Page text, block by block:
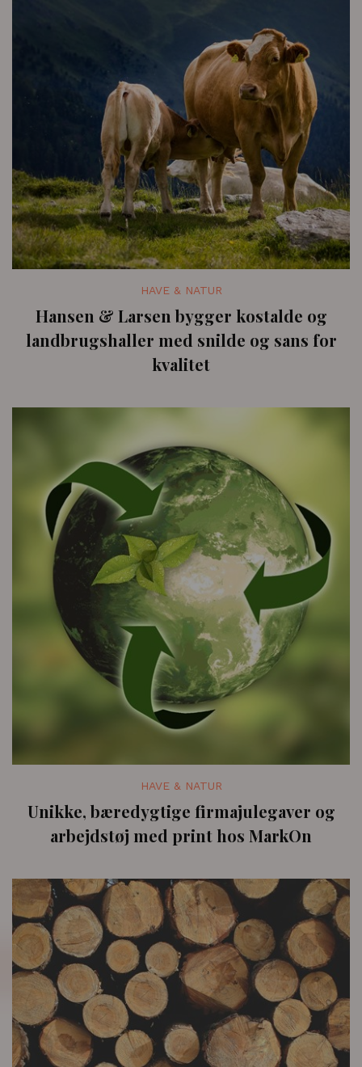
HAVE & NATUR
Hansen & Larsen bygger kostalde og
landbrugshaller med snilde og sans for
kvalitet
HAVE & NATUR
Unikke, bæredygtige firmajulegaver og
arbejdstøj med print hos MarkOn